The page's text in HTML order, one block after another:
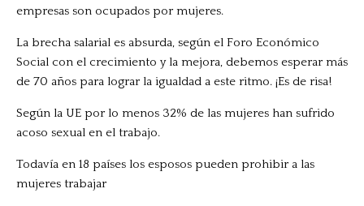
empresas son ocupados por mujeres.
La brecha salarial es absurda, según el Foro Económico
Social con el crecimiento y la mejora, debemos esperar más
de 70 años para lograr la igualdad a este ritmo. ¡Es de risa!
Según la UE por lo menos 32% de las mujeres han sufrido
acoso sexual en el trabajo.
Todavía en 18 países los esposos pueden prohibir a las
mujeres trabajar